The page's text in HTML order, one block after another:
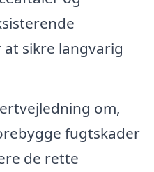
sikre langvarig
om,
fugtskader
de rette